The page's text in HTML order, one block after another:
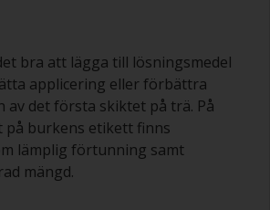
eller torra, rena plåtburkar kan
för blandning av färg.
storlekar från mataffären är
för att mäta små mängder färg
för de mindre jobben.
bra att lägga till lösningsmedel
applicering eller förbättra
av det första skiktet på trä. På
på burkens etikett finns
lämplig förtunning samt
mängd.